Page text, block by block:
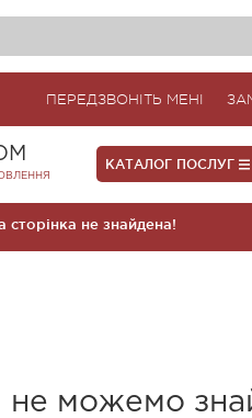
ПЕРЕДЗВОНІТЬ МЕНІ
КАТАЛОГ ПОСЛУГ
сторінка не знайдена!
можемо